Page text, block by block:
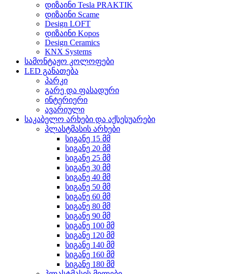
დიზაინი Tesla PRAKTIK
დიზაინი Scame
Design LOFT
დიზაინი Kopos
Design Ceramics
KNX Systems
სამონტაჟო კოლოფები
LED განათება
პარკი
გარე და ფასადური
ინტერიერი
ავარიული
საკაბელო არხები და აქსესუარები
პლასტმასის არხები
სიგანე 15 მმ
სიგანე 20 მმ
სიგანე 25 მმ
სიგანე 30 მმ
სიგანე 40 მმ
სიგანე 50 მმ
სიგანე 60 მმ
სიგანე 80 მმ
სიგანე 90 მმ
სიგანე 100 მმ
სიგანე 120 მმ
სიგანე 140 მმ
სიგანე 160 მმ
სიგანე 180 მმ